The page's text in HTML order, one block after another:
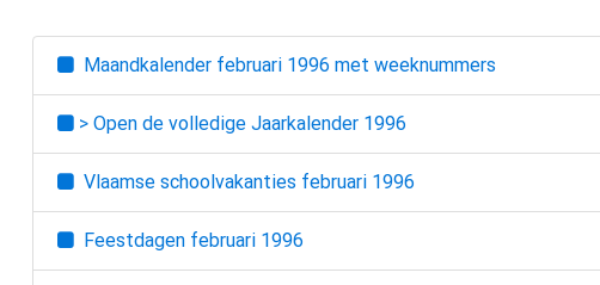
Maandkalender februari 1996 met weeknummers
> Open de volledige Jaarkalender 1996
Vlaamse schoolvakanties februari 1996
Feestdagen februari 1996